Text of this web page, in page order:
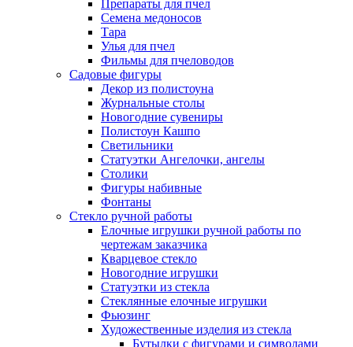
Препараты для пчел
Семена медоносов
Тара
Улья для пчел
Фильмы для пчеловодов
Садовые фигуры
Декор из полистоуна
Журнальные столы
Новогодние сувениры
Полистоун Кашпо
Светильники
Статуэтки Ангелочки, ангелы
Столики
Фигуры набивные
Фонтаны
Стекло ручной работы
Елочные игрушки ручной работы по
чертежам заказчика
Кварцевое стекло
Новогодние игрушки
Статуэтки из стекла
Стеклянные елочные игрушки
Фьюзинг
Художественные изделия из стекла
Бутылки с фигурами и символами